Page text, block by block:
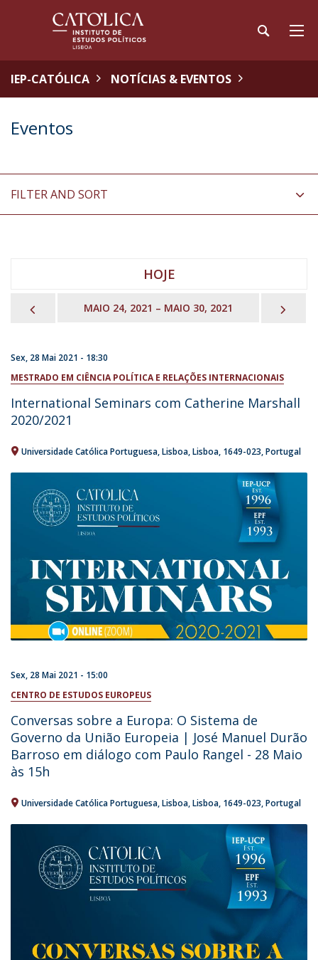
IEP-CATÓLICA NOTÍCIAS & EVENTOS
Eventos
FILTER AND SORT
HOJE
PREVIOUSMAIO 24, 2021 – MAIO 30, 2021
Sex, 28 Mai 2021 - 18:30
MESTRADO EM CIÊNCIA POLÍTICA E RELAÇÕES INTERNACIONAIS
International Seminars com Catherine Marshall
2020/2021
Universidade Católica Portuguesa Lisboa Lisboa 1649-023 Portugal
Sex, 28 Mai 2021 - 15:00
CENTRO DE ESTUDOS EUROPEUS
Conversas sobre a Europa: O Sistema de
Governo da União Europeia | José Manuel Durão
Barroso em diálogo com Paulo Rangel - 28 Maio
às 15h
Universidade Católica Portuguesa Lisboa Lisboa 1649-023 Portugal